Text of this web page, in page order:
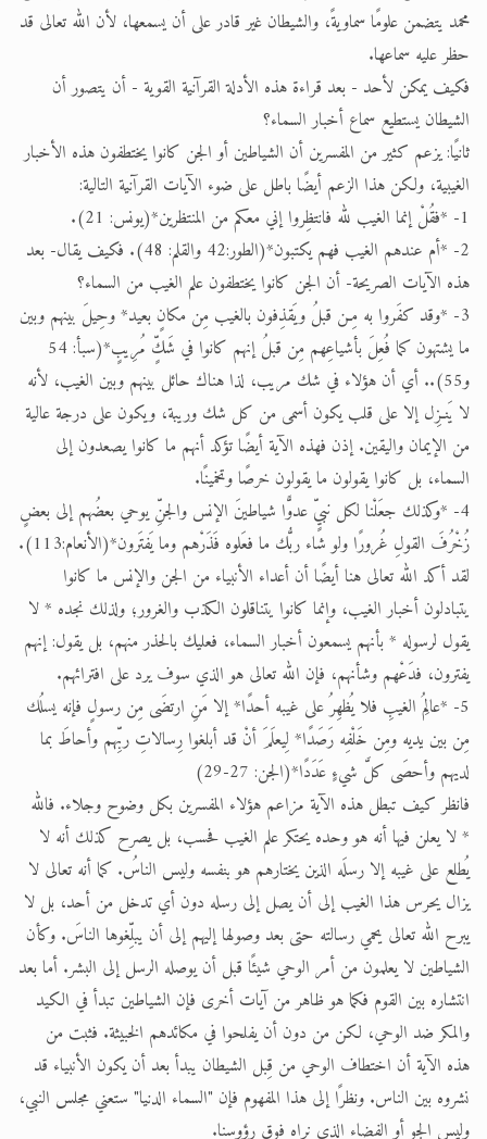
محمد يتضمن علومًا سماويةً، والشيطان غير قادر على أن يسمعها، لأن الله تعالى قد
حظر عليه سماعها.
فكيف يمكن لأحد - بعد قراءة هذه الأدلة القرآنية القوية - أن يتصور أن
الشيطان يستطيع سماع أخبار السماء؟
ثانيًا: يزعم كثير من المفسرين أن الشياطين أو الجن كانوا يختطفون هذه الأخبار
الغيبية، ولكن هذا الزعم أيضًا باطل على ضوء الآيات القرآنية التالية:
1- *فقُلْ إنما الغيب لله فانتظِروا إني معكم من المنتظرين*(يونس: 21).
2- *أم عندهم الغيب فهم يكتبون*(الطور:42 والقلم: 48). فكيف يقال- بعد
هذه الآيات الصريحة- أن الجن كانوا يختطفون علم الغيب من السماء؟
3- *وقد كفَروا به مِـن قبلُ ويَقذِفون بالغيب مِن مكانٍ بعيد* وحِيلَ بينهم وبين
ما يشتهون كما فُعِلَ بأشياعِهم مِن قبلُ إنهم كانوا في شَكٍّ مُرِيبٍ*(سبأ: 54
و55).. أي أن هؤلاء في شك مريب، لذا هناك حائل بينهم وبين الغيب، لأنه
لا يَنـزِل إلا على قلب يكون أسمى من كل شك وريبة، ويكون على درجة عالية
من الإيمان واليقين. إذن فهذه الآية أيضًا تؤكد أنهم ما كانوا يصعدون إلى
السماء، بل كانوا يقولون ما يقولون خرصًا وتخمينًا.
4- *وكذلك جعَلْنا لكل نبيٍّ عدوًّا شياطينَ الإنس والجنِّ يوحي بعضُهم إلى بعضٍ
زُخْرُفَ القولِ غُرورًا ولو شاء ربُّك ما فعَلوه فَذَرْهم وما يَفتَرون*(الأنعام:113).
لقد أكد الله تعالى هنا أيضًا أن أعداء الأنبياء من الجن والإنس ما كانوا
يتبادلون أخبار الغيب، وإنما كانوا يتناقلون الكذب والغرور؛ ولذلك نجده * لا
يقول لرسوله * بأنهم يسمعون أخبار السماء، فعليك بالحذر منهم، بل يقول: إنهم
يفترون، فدَعْهم وشأنهم، فإن الله تعالى هو الذي سوف يرد على افترائهم.
5- *عالِمُ الغيبِ فلا يُظهِرُ على غيبه أحدًا* إلا مَنِ ارتضَى مِن رسولٍ فإنه يسلُك
مِن بين يديه ومِن خَلْفِه رَصَدًا* لِيعلَمَ أنْ قد أبلغوا رِسالاتِ ربِّهم وأحاطَ بما
لديهم وأحصَى كلَّ شيءٍ عَدَدًا*(الجن: 27-29)
فانظر كيف تبطل هذه الآية مزاعم هؤلاء المفسرين بكل وضوح وجلاء. فالله
* لا يعلن فيها أنه هو وحده يحتكر علم الغيب فحسب، بل يصرح كذلك أنه لا
يُطلع على غيبه إلا رسلَه الذين يختارهم هو بنفسه وليس الناسُ. كما أنه تعالى لا
يزال يحرس هذا الغيب إلى أن يصل إلى رسله دون أي تدخل من أحد، بل لا
يبرح الله تعالى يحمي رسالته حتى بعد وصولها إليهم إلى أن يبلِّغوها الناسَ. وكأن
الشياطين لا يعلمون من أمر الوحي شيئًا قبل أن يوصله الرسل إلى البشر. أما بعد
انتشاره بين القوم فكما هو ظاهر من آيات أخرى فإن الشياطين تبدأ في الكيد
والمكر ضد الوحي، لكن من دون أن يفلحوا في مكائدهم الخبيثة. فثبت من
هذه الآية أن اختطاف الوحي من قِبل الشيطان يبدأ بعد أن يكون الأنبياء قد
نشروه بين الناس. ونظرًا إلى هذا المفهوم فإن "السماء الدنيا" ستعني مجلس النبي،
وليس الجو أو الفضاء الذي نراه فوق رؤوسنا.